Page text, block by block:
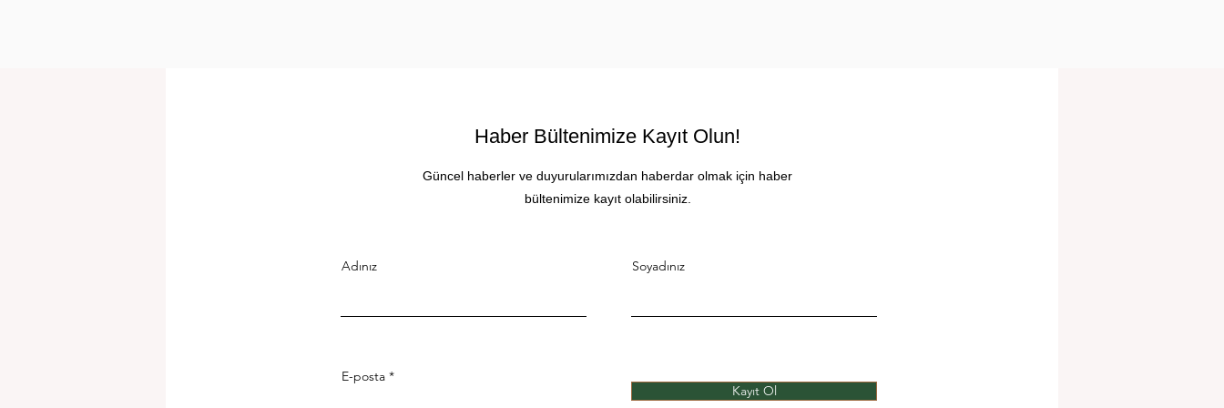
Haber Bültenimize Kayıt Olun!
Güncel haberler ve duyurularımızdan haberdar olmak için haber
bültenimize kayıt olabilirsiniz.
Adınız Soyadınız
E-posta
Kayıt Ol